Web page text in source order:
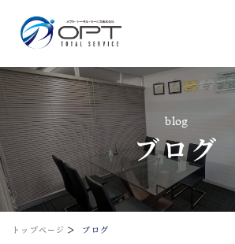
ブログ
トップページ > ブログ